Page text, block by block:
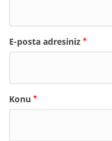
E-posta adresiniz
Konu